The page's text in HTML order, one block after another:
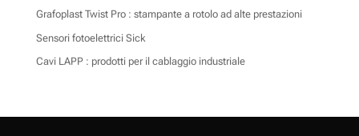
Grafoplast Twist Pro : stampante a rotolo ad alte prestazioni
Sensori fotoelettrici Sick
Cavi LAPP : prodotti per il cablaggio industriale